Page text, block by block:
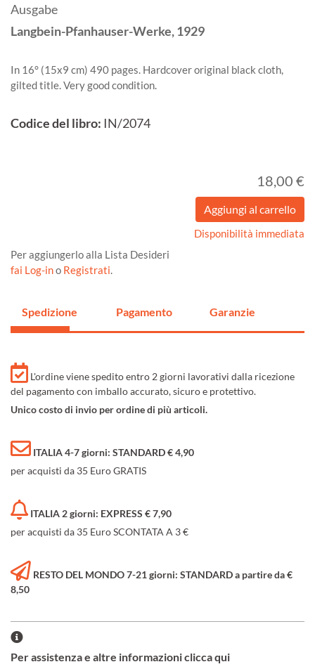
Ausgabe
Langbein-Pfanhauser-Werke,1929
In 16° (15x9 cm) 490 pages. Hardcover original black cloth,
gilted title. Very good condition.
Codice del libro: IN/2074
18,00 €
Disponibilità immediata
Per aggiungerlo alla Lista Desideri
fai Log-ino Registrati.
Spedizione Pagamento Garanzie
L'ordine viene spedito entro 2 giorni lavorativi dalla ricezione
del pagamento con imballo accurato, sicuro e protettivo.
Unico costo di invio per ordine di più articoli.
ITALIA 4-7 giorni: STANDARD € 4,90
per acquisti da 35 Euro GRATIS
ITALIA 2 giorni: EXPRESS € 7,90
per acquisti da 35 Euro SCONTATA A 3 €
RESTO DEL MONDO 7-21 giorni: STANDARD a partire da €
8,50
Per assistenza e altre informazioni clicca qui